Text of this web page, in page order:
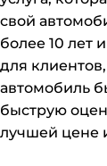
свой
более 10 лет
для
автомобиль
быструю
лучшей цене